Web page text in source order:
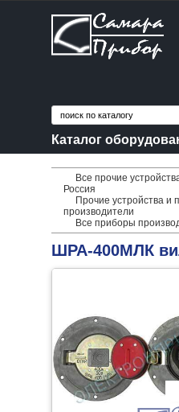
Каталог
Все прочие
Россия
Прочие устройства и
производители
Все приборы
ШРА-400МЛК